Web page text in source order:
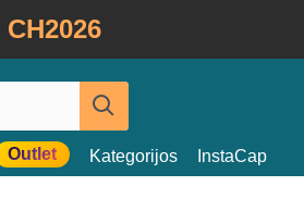
CH2026
Outlet Kategorijos InstaCap